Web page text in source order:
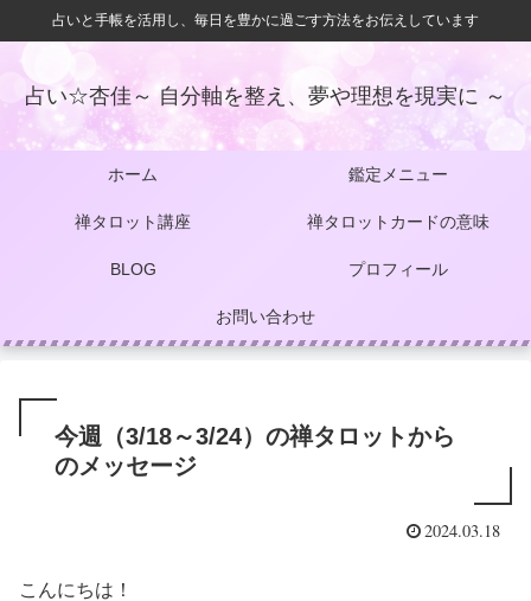
占いと手帳を活用し、毎日を豊かに過ごす方法をお伝えしています
占い☆杏佳～ 自分軸を整え、夢や理想を現実に ～
ホーム 鑑定メニュー
禅タロット講座 禅タロットカードの意味
BLOG プロフィール
お問い合わせ
今週（3/18～3/24）の禅タロットから
のメッセージ
2024.03.18
こんにちは！